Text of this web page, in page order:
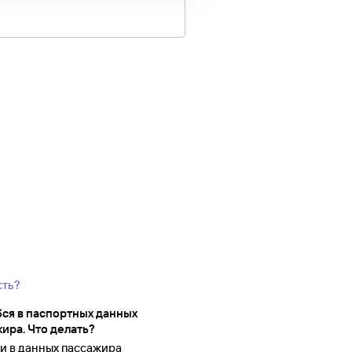
в паспортных данных
Что делать?
в данных пассажира